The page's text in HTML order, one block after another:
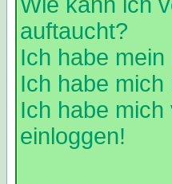
auftaucht?
Ich habe
Ich habe
Ich habe
einloggen!